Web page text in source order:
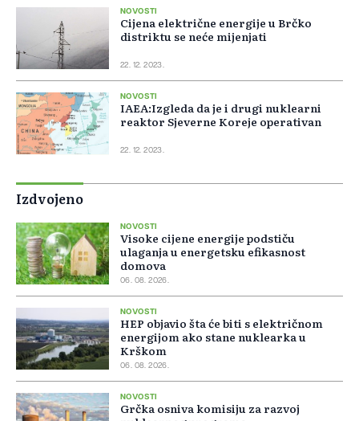
NOVOSTI
Cijena električne energije u Brčko
distriktu se neće mijenjati
22. 12. 2023.
NOVOSTI
IAEA:Izgleda da je i drugi nuklearni
reaktor Sjeverne Koreje operativan
22. 12. 2023.
Izdvojeno
NOVOSTI
Visoke cijene energije podstiču
ulaganja u energetsku efikasnost
domova
06. 08. 2026.
NOVOSTI
HEP objavio šta će biti s električnom
energijom ako stane nuklearka u
Krškom
06. 08. 2026.
NOVOSTI
Grčka osniva komisiju za razvoj